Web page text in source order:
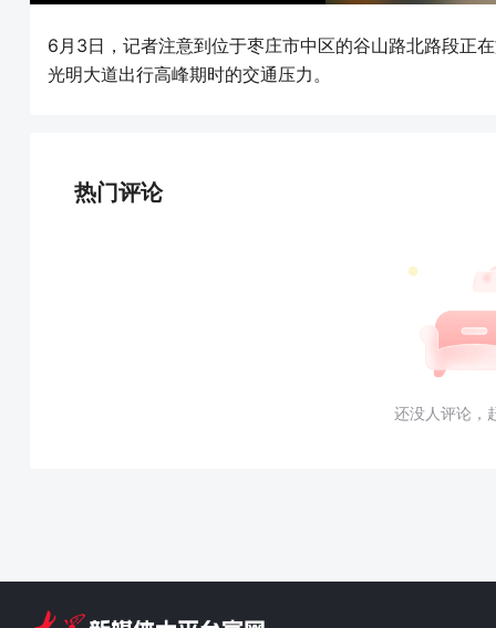
6月3日，记者注意到位于枣庄市中区的谷山路北路段正
光明大道出行高峰期时的交通压力。
热门评论
还没人评论，